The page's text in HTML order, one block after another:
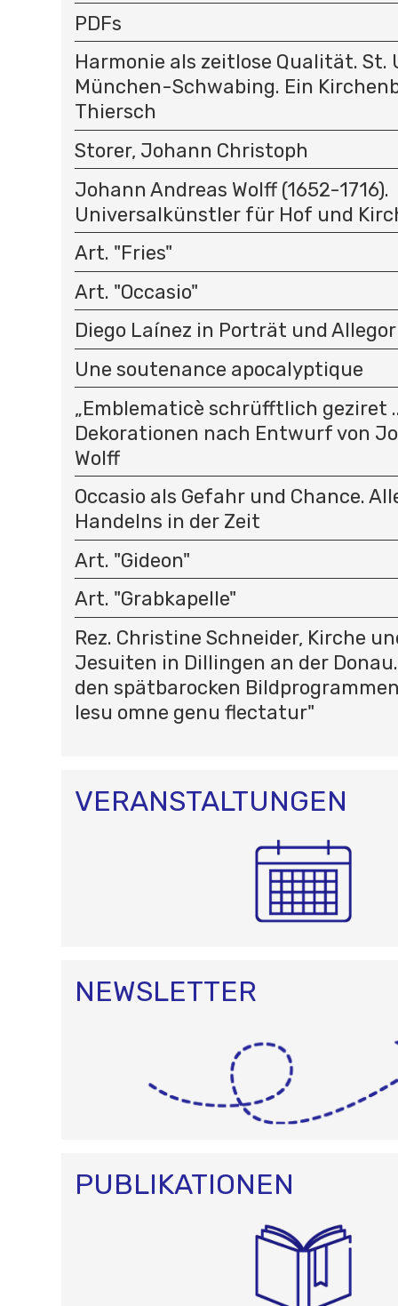
PDFs
Harmonie als zeitlose Qualität. St.
München-Schwabing. Ein
Thiersch
Storer, Johann Christoph
Johann Andreas Wolff (1652-1716).
Universalkünstler für Hof und
Art. "Fries"
Art. "Occasio"
Diego Laínez in Porträt und
Une soutenance apocalyptique
„Emblematicè schrüfftlich geziret
Dekorationen nach Entwurf von
Wolff
Occasio als Gefahr und Chance.
Handelns in der Zeit
Art. "Gideon"
Art. "Grabkapelle"
Rez. Christine Schneider, Kirche
Jesuiten in Dillingen an der
den spätbarocken
Iesu omne genu flectatur"
VERANSTALTUNGEN
NEWSLETTER
PUBLIKATIONEN